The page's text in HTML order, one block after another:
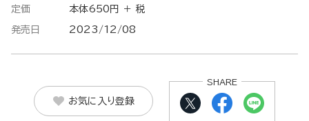
定価 本体650円 ＋ 税
発売日 2023/12/08
お気に入り登録
SHARE